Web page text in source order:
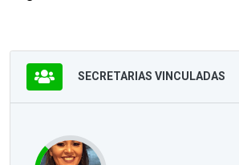
SECRETARIAS VINCULADAS